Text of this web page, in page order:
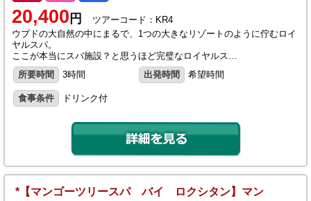
20,400 円
ツアーコード：KR4
ウブドの大自然の中にまるで、1つの大きなリゾートのように佇むロイ
ヤルスパ。
ここが本当にスパ施設？と思うほど完璧なロイヤルス…
所要時間
3時間 出発時間 希望時間
食事条件 ドリンク付
*【マンゴーツリースパ バイ ロクシタン】マン